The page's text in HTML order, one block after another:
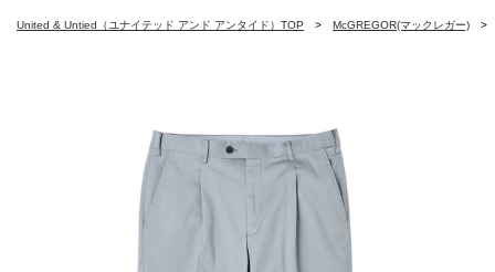
United & Untied（ユナイテッド アンド アンタイド）TOP McGREGOR(マックレガー)